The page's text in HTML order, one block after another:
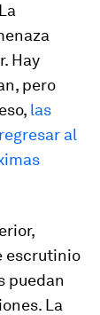
Hay
pero
las
al
escrutinio
puedan
La